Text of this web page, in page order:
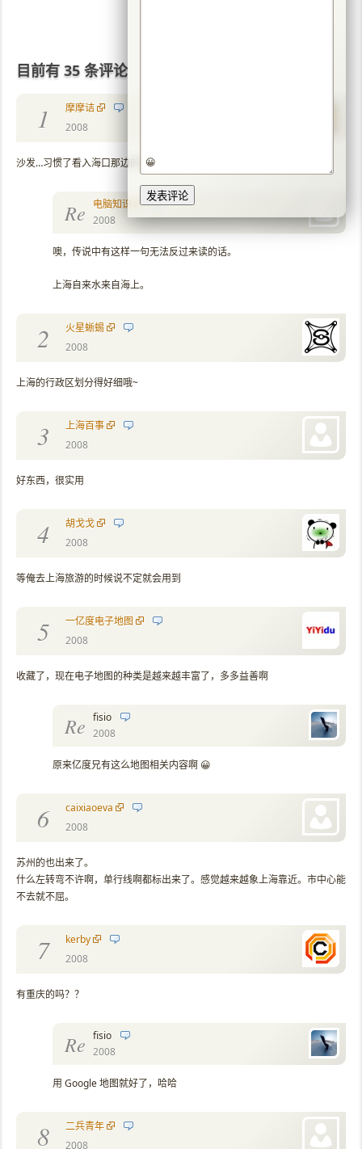
😀
目前有 35 条评论
1
摩摩诘
2008
沙发…习惯了看入海口那边的头,没有了看着不像上海,哈哈
Re
电脑知识
2008
噢，传说中有这样一句无法反过来读的话。
上海自来水来自海上。
2
火星蜥蜴
2008
上海的行政区划分得好细哦~
3
上海百事
2008
好东西，很实用
4
胡戈戈
2008
等俺去上海旅游的时候说不定就会用到
5
一亿度电子地图
2008
收藏了，现在电子地图的种类是越来越丰富了，多多益善啊
Re fisio
2008
原来亿度兄有这么地图相关内容啊 😀
6
caixiaoeva
2008
苏州的也出来了。
什么左转弯不许啊，单行线啊都标出来了。感觉越来越象上海靠近。市中心能
不去就不屈。
7
kerby
2008
有重庆的吗？？
Re fisio
2008
用 Google 地图就好了，哈哈
8
二兵青年
2008